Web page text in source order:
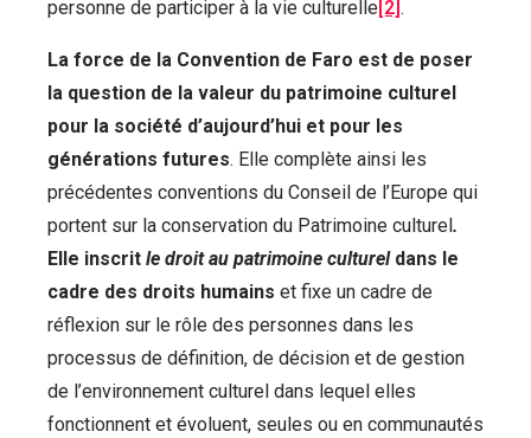
personne de participer à la vie culturelle [2] .
La force de la Convention de Faro est de poser
la question de la valeur du patrimoine culturel
pour la société d’aujourd’hui et pour les
générations futures. Elle complète ainsi les
précédentes conventions du Conseil de l’Europe qui
portent sur la conservation du Patrimoine culturel .
Elle inscrit le droit au patrimoine cultureldans le
cadre des droits humains et fixe un cadre de
réflexion sur le rôle des personnes dans les
processus de définition, de décision et de gestion
de l’environnement culturel dans lequel elles
fonctionnent et évoluent, seules ou en communautés